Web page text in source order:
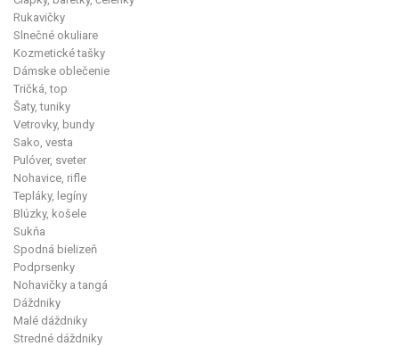
Rukavičky
Slnečné okuliare
Kozmetické tašky
Dámske oblečenie
Tričká, top
Šaty, tuniky
Vetrovky, bundy
Sako, vesta
Pulóver, sveter
Nohavice, rifle
Tepláky, legíny
Blúzky, košele
Sukňa
Spodná bielizeň
Podprsenky
Nohavičky a tangá
Dáždniky
Malé dáždniky
Stredné dáždniky